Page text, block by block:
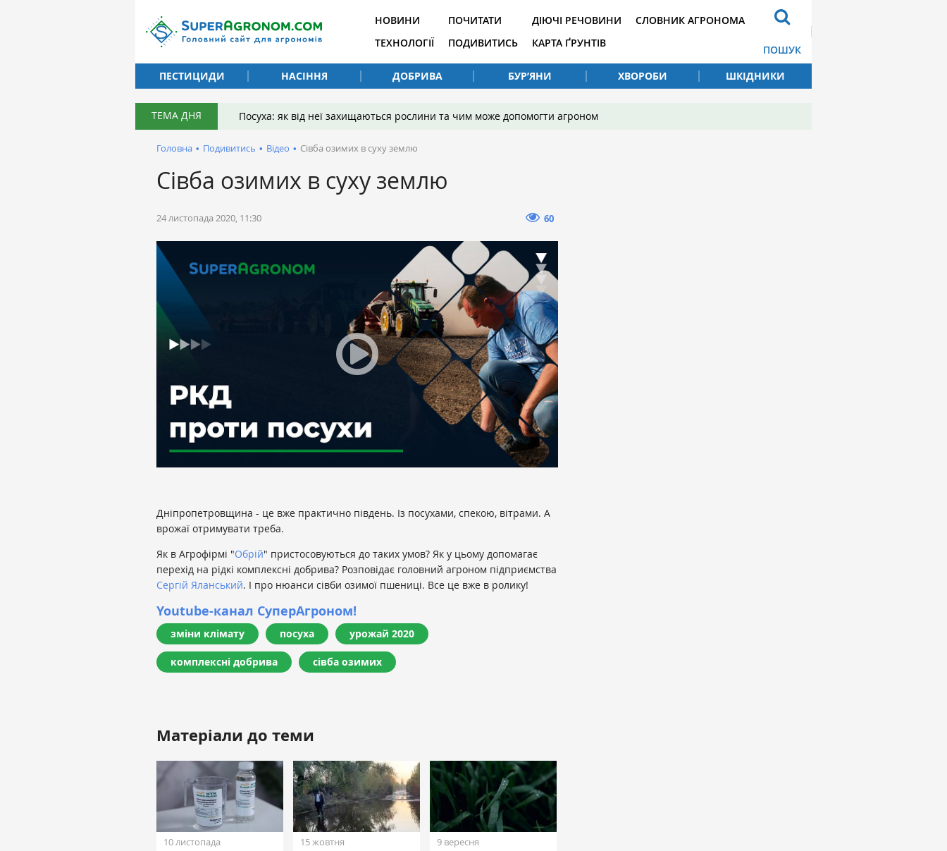
НОВИНИ
ТЕХНОЛОГІЇ
ПОЧИТАТИ
ПОДИВИТИСЬ
ДІЮЧІ РЕЧОВИНИ
КАРТА ҐРУНТІВ
СЛОВНИК АГРОНОМА
ПОШУК
ПЕСТИЦИДИ
НАСІННЯ ДОБРИВА БУР’ЯНИ ХВОРОБИ ШКІДНИКИ
ТЕМА ДНЯ Посуха: як від неї захищаються рослини та чим може допомогти агроном
Головна • Подивитись • Відео • Сівба озимих в суху землю
Сівба озимих в суху землю
24 листопада 2020, 11:30 60
Дніпропетровщина - це вже практично південь. Із посухами, спекою, вітрами. А
врожаї отримувати треба.
Як в Агрофірмі "Обрій" пристосовуються до таких умов? Як у цьому допомагає
перехід на рідкі комплексні добрива? Розповідає головний агроном підприємства
Сергій Яланський. І про нюанси сівби озимої пшениці. Все це вже в ролику!
Youtube-канал СуперАгроном!
зміни клімату посуха урожай 2020
комплексні добрива сівба озимих
Матеріали до теми
10 листопада 15 жовтня 9 вересня